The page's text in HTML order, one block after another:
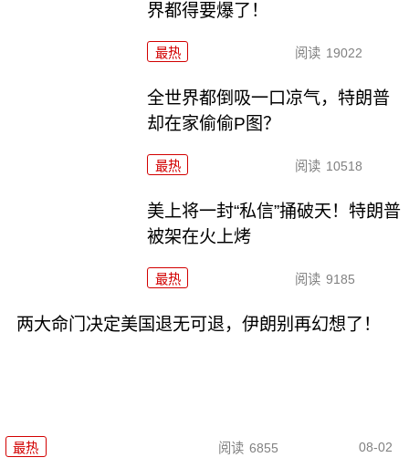
界都得要爆了！
最热 阅读 19022
全世界都倒吸一口凉气，特朗普
却在家偷偷P图？
最热 阅读 10518
美上将一封“私信”捅破天！特朗普
被架在火上烤
最热 阅读 9185
两大命门决定美国退无可退，伊朗别再幻想了！
最热 阅读 6855 08-02